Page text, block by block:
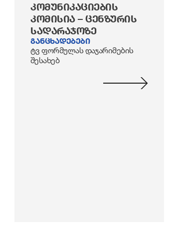
ᲙᲝᲛᲣᲜᲘᲙᲐᲪᲘᲔᲑᲘᲡ
ᲙᲝᲛᲘᲡᲘᲐ – ᲪᲔᲜᲖᲣᲠᲘᲡ
ᲡᲐᲓᲐᲠᲐᲯᲝᲖᲔ
განცხადებები
ტვ ფორმულას დაჯარიმების
შესახებ